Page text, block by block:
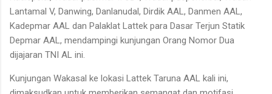
Lantamal V, Danwing, Danlanudal, Dirdik AAL, Danmen AAL,
Kadepmar AAL dan Palaklat Lattek para Dasar Terjun Statik
Depmar AAL, mendampingi kunjungan Orang Nomor Dua
dijajaran TNI AL ini.
Kunjungan Wakasal ke lokasi Lattek Taruna AAL kali ini,